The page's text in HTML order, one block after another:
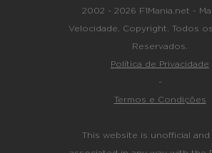
2002 - 2026 F1Mania.net -
Velocidade. Copyright. Todos
Reservados.
Política de Privacidade
-
Termos e Condições
This website is unofficial